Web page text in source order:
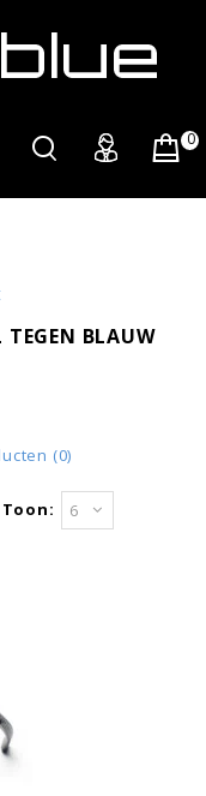
0
TEGEN BLAUW
(0)
Toon: 6